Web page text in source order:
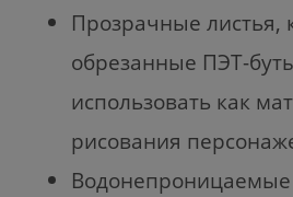
Прозрачные листья,
обрезанные ПЭТ-
использовать как
рисования